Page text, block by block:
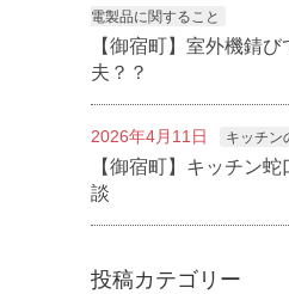
電製品に関すること
【御宿町】室外機錆
夫？？
2026年4月11日 キッチン
【御宿町】キッチン
談
投稿カテゴリー